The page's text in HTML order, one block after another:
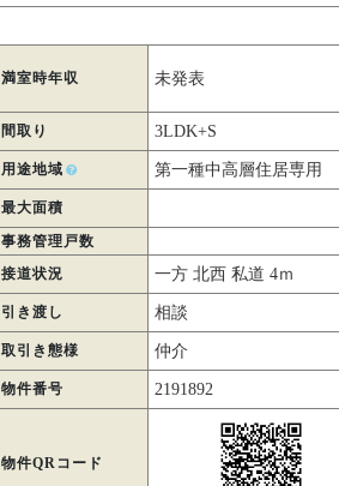
満室時年収 未発表
間取り 3LDK+S
用途地域 第一種中高層住居専用
最大面積
事務管理戸数
接道状況 一方 北西 私道 4ｍ
引き渡し 相談
取引き態様 仲介
物件番号 2191892
物件QRコード